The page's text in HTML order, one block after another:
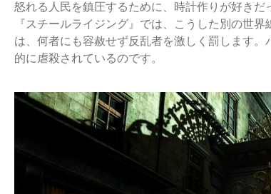
怒れる人民を鎮圧するために、時計作りが好き
『スチールライジング』では、こうした別の世
は、何者にも容赦せず反乱者を激しく罰します
的に虐殺されているのです。